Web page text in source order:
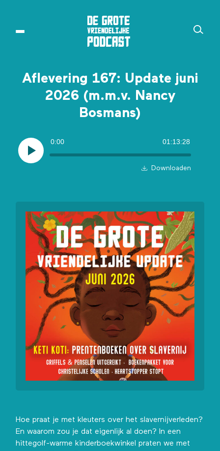
Aflevering 167: Update juni
2026 (m.m.v. Nancy
Bosmans)
0:00 01:13:28
Downloaden
Hoe praat je met kleuters over het slavernijverleden?
En waarom zou je dat eigenlijk al doen? In een
hittegolf-warme kinderboekwinkel praten we met